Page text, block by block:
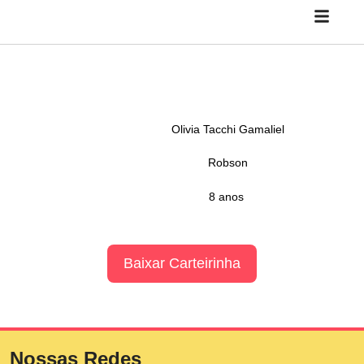
Olivia Tacchi Gamaliel
Robson
8 anos
Baixar Carteirinha
Nossas Redes